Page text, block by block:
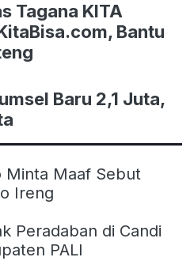
Tagana KITA
Bantu
Baru 2,1 Juta,
Minta Maaf Sebut
Ireng
Peradaban di Candi
PALI